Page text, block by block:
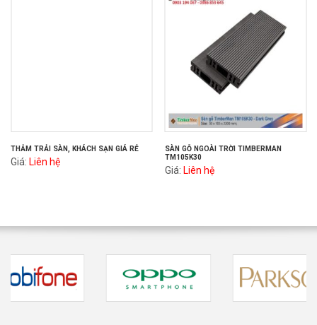
THẢM TRẢI SÀN, KHÁCH SẠN GIÁ RẺ
Giá: Liên hệ
SÀN GỖ NGOÀI TRỜI TIMBERMAN
TM105K30
Giá: Liên hệ